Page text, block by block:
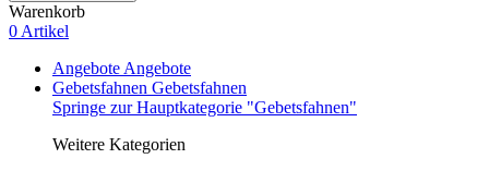
Warenkorb
0 Artikel
Angebote Angebote
Gebetsfahnen Gebetsfahnen
Springe zur Hauptkategorie "Gebetsfahnen"
Weitere Kategorien